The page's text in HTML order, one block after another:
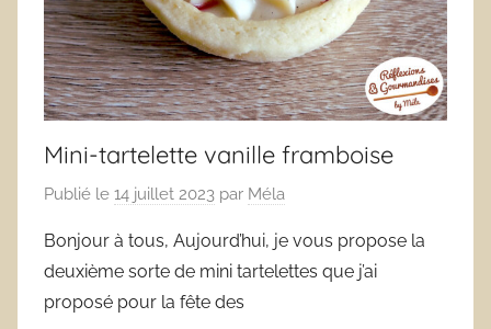
Mini-tartelette vanille framboise
Publié le 14 juillet 2023 par Méla
Bonjour à tous, Aujourd’hui, je vous propose la
deuxième sorte de mini tartelettes que j’ai
proposé pour la fête des